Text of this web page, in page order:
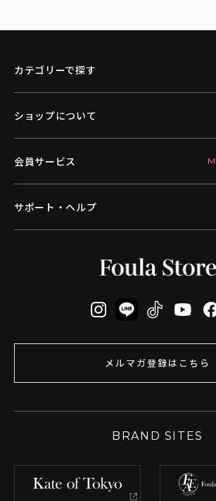
カテゴリーで探す
ショップについて
会員サービス
サポート・ヘルプ
メルマガ登録はこちら
BRAND SITES